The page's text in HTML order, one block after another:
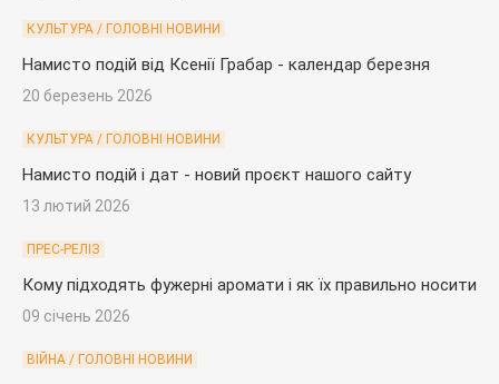
КУЛЬТУРА / ГОЛОВНІ НОВИНИ
Намисто подій від Ксенії Грабар - календар березня
20 березень 2026
КУЛЬТУРА / ГОЛОВНІ НОВИНИ
Намисто подій і дат - новий проєкт нашого сайту
13 лютий 2026
ПРЕС-РЕЛІЗ
Кому підходять фужерні аромати і як їх правильно носити
09 січень 2026
ВІЙНА / ГОЛОВНІ НОВИНИ